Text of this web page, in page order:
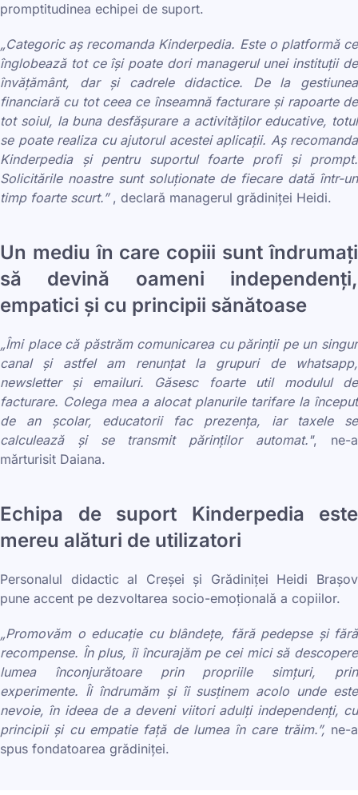
promptitudinea echipei de suport.
„Categoric aș recomanda Kinderpedia. Este o platformă ce
înglobează tot ce își poate dori managerul unei instituții de
învățământ, dar și cadrele didactice. De la gestiunea
financiară cu tot ceea ce înseamnă facturare și rapoarte de
tot soiul, la buna desfășurare a activităților educative, totul
se poate realiza cu ajutorul acestei aplicații. Aș recomanda
Kinderpedia și pentru suportul foarte profi și prompt.
Solicitările noastre sunt soluționate de fiecare dată într-un
timp foarte scurt.”, declară managerul grădiniței Heidi.
Un mediu în care copiii sunt îndrumați
să devină oameni independenți,
empatici și cu principii sănătoase
„Îmi place că păstrăm comunicarea cu părinții pe un singur
canal și astfel am renunțat la grupuri de whatsapp,
newsletter și emailuri. Găsesc foarte util modulul de
facturare. Colega mea a alocat planurile tarifare la început
de an școlar, educatorii fac prezența, iar taxele se
calculează și se transmit părinților automat.", ne-a
mărturisit Daiana.
Echipa de suport Kinderpedia este
mereu alături de utilizatori
Personalul didactic al Creșei și Grădiniței Heidi Brașov
pune accent pe dezvoltarea socio-emoțională a copiilor.
„Promovăm o educație cu blândețe, fără pedepse și fără
recompense. În plus, îi încurajăm pe cei mici să descopere
lumea înconjurătoare prin propriile simțuri, prin
experimente. Îi îndrumăm și îi susținem acolo unde este
nevoie, în ideea de a deveni viitori adulți independenți, cu
principii și cu empatie față de lumea în care trăim.”, ne-a
spus fondatoarea grădiniței.